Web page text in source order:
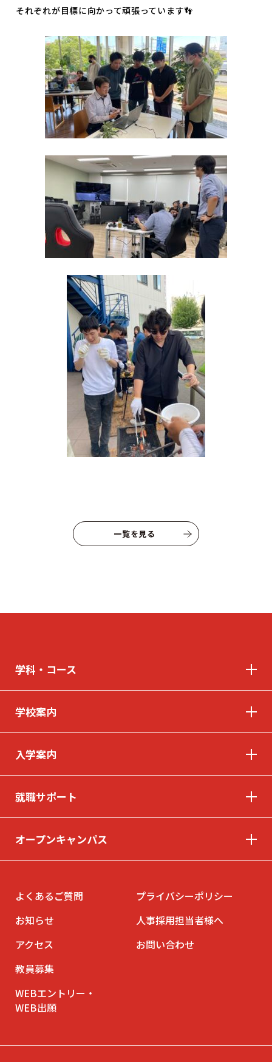
お知らせ
アクセス
教員募集
WEBエントリー・
WEB出願
人事採用担当者様へ
お問い合わせ
留学生の方へ
〒263-0025 千葉市稲毛区穴川町386
Tel . 043-307-1819 / Fax . 043-307-6070
© INTERNATIONAL TECHNICAL COLLEGE All rights reserved.
それぞれが目標に向かって頑張っています👣
一覧を見る
学科・コース
学校案内
入学案内
就職サポート
オープンキャンパス
よくあるご質問
お知らせ
アクセス
教員募集
WEBエントリー・
WEB出願
プライバシーポリシー
人事採用担当者様へ
お問い合わせ